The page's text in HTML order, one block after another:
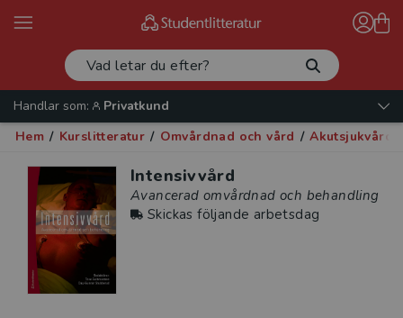
Handlar som:
Privatkund
Hem / Kurslitteratur / Omvårdnad och vård / Akutsjukvård
Intensivvård
Avancerad omvårdnad och behandling
Skickas följande arbetsdag